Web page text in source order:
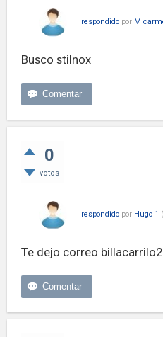
respondido por M
Busco stilnox
0
votos
respondido por Hugo 1 (
Te dejo correo